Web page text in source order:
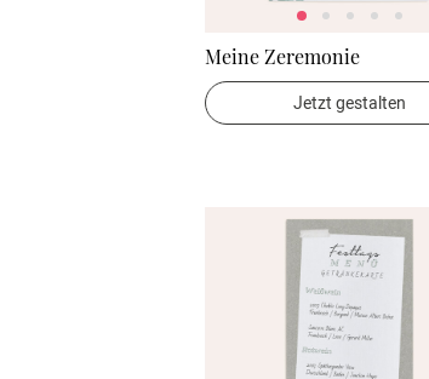
Meine Zeremonie
Jetzt gestalten